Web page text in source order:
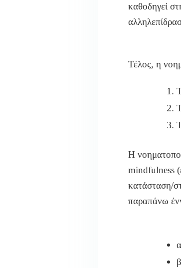
καθοδηγεί
Τέλος, η
Η
mindfulness
κατάσταση/
παραπάνω